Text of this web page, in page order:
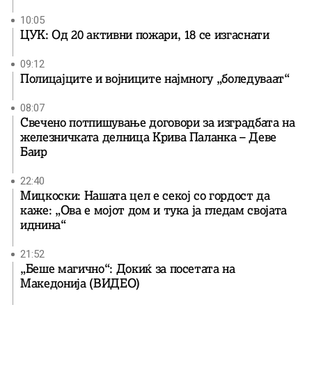
10:05
ЦУК: Од 20 активни пожари, 18 се изгаснати
09:12
Полицајците и војниците најмногу „боледуваат“
08:07
Свечено потпишување договори за изградбата на
железничката делница Крива Паланка – Деве
Баир
22:40
Мицкоски: Нашата цел е секој со гордост да
каже: „Ова е мојот дом и тука ја гледам својата
иднина“
21:52
„Беше магично“: Докиќ за посетата на
Македонија (ВИДЕО)